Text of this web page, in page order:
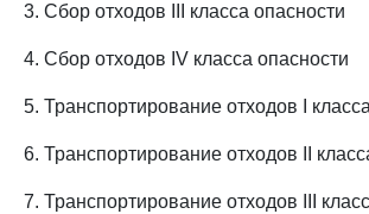
3. Сбор отходов III класса опасности
4. Сбор отходов IV класса опасности
5. Транспортирование отходов I
6. Транспортирование отходов II
7. Транспортирование отходов III